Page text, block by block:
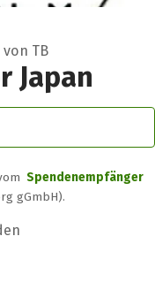
TB
Japan
Spendenempfänger
gGmbH).